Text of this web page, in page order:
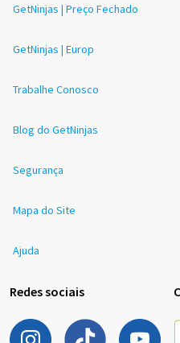
GetNinjas | Preço Fechado
GetNinjas | Europ
Trabalhe Conosco
Blog do GetNinjas
Segurança
Mapa do Site
Ajuda
Redes sociais